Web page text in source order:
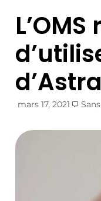
mars 17, 2021